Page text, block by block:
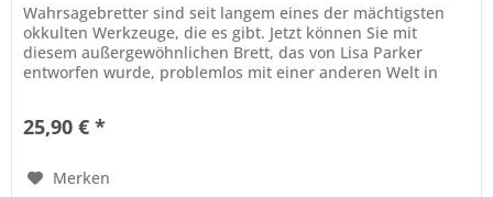
Wahrsagebretter sind seit langem eines der mächtigsten
okkulten Werkzeuge, die es gibt. Jetzt können Sie mit
diesem außergewöhnlichen Brett, das von Lisa Parker
entworfen wurde, problemlos mit einer anderen Welt in
25,90 € *
Merken